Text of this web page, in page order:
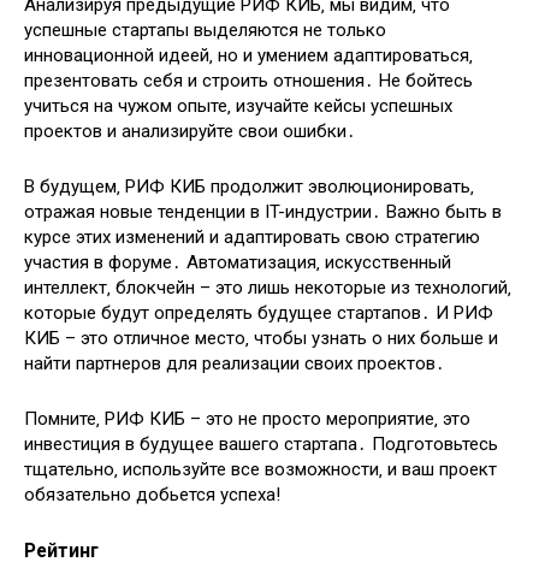
Анализируя предыдущие РИФ КИБ‚ мы видим‚ что
успешные стартапы выделяются не только
инновационной идеей‚ но и умением адаптироваться‚
презентовать себя и строить отношения․ Не бойтесь
учиться на чужом опыте‚ изучайте кейсы успешных
проектов и анализируйте свои ошибки․
В будущем‚ РИФ КИБ продолжит эволюционировать‚
отражая новые тенденции в IT-индустрии․ Важно быть в
курсе этих изменений и адаптировать свою стратегию
участия в форуме․ Автоматизация‚ искусственный
интеллект‚ блокчейн – это лишь некоторые из технологий‚
которые будут определять будущее стартапов․ И РИФ
КИБ – это отличное место‚ чтобы узнать о них больше и
найти партнеров для реализации своих проектов․
Помните‚ РИФ КИБ – это не просто мероприятие‚ это
инвестиция в будущее вашего стартапа․ Подготовьтесь
тщательно‚ используйте все возможности‚ и ваш проект
обязательно добьется успеха!
Рейтинг